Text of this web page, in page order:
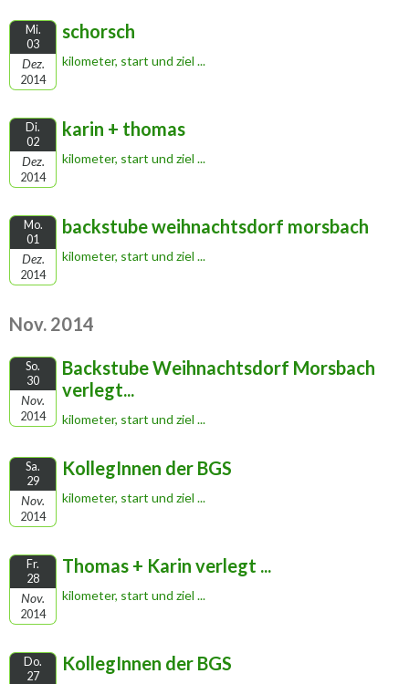
Mi.
03
Dez.
2014
schorsch
kilometer, start und ziel ...
Di.
02
Dez.
2014
karin + thomas
kilometer, start und ziel ...
Mo.
01
Dez.
2014
backstube weihnachtsdorf morsbach
kilometer, start und ziel ...
Nov. 2014
So.
30
Nov.
2014
Backstube Weihnachtsdorf Morsbach
verlegt...
kilometer, start und ziel ...
Sa.
29
Nov.
2014
KollegInnen der BGS
kilometer, start und ziel ...
Fr.
28
Nov.
2014
Thomas + Karin verlegt ...
kilometer, start und ziel ...
Do.
27
KollegInnen der BGS